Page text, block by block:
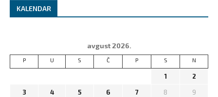
KALENDAR
avgust 2026.
P U S Č P S N
1 2
3 4 5 6 7 8 9